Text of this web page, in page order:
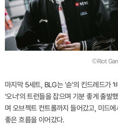
©Riot
마지막 5세트, BLG는 '슌'의 킨드레드가 '
'오너'의 트런들을 잡으며 기분 좋게 출발
며 오브젝트 컨트롤까지 들어갔고, 미드
좋은 흐름을 이어갔다.